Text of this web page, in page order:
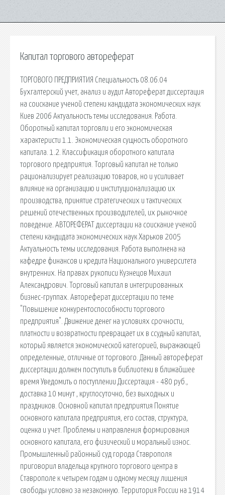
Капитал торгового автореферат
ТОРГОВОГО ПРЕДПРИЯТИЯ Специальность 08.06.04
Бухгалтерский учет, анализ и аудит Автореферат диссертация
на соискание ученой степени кандидата экономических наук
Киев 2006 Актуальность темы исследования. Работа.
Оборотный капитал торговли и его экономическая
характеристи 1.1. Экономическая сущность оборотного
капитала. 1.2. Классификация оборотного капитала
торгового предприятия. Торговый капитал не только
рационализирует реализацию товаров, но и усиливает
влияние на организацию и институционализацию их
производства, принятие стратегических и тактических
решений отечественных производителей, их рыночное
поведение. АВТОРЕФЕРАТ диссертации на соискание ученой
степени кандидата экономических наук Харьков 2005
Актуальность темы исследования. Работа выполнена на
кафедре финансов и кредита Национального университета
внутренних. На правах рукописи Кузнецов Михаил
Александрович. Торговый капитал в интегрированных
бизнес-группах. Автореферат диссертации по теме
"Повышение конкурентоспособности торгового
предприятия". Движение денег на условиях срочности,
платности и возвратности превращает их в ссудный капитал,
который является экономической категорией, выражающей
определенные, отличные от торгового. Данный автореферат
диссертации должен поступить в библиотеки в ближайшее
время Уведомить о поступлении Диссертация - 480 руб.,
доставка 10 минут , круглосуточно, без выходных и
праздников. Основной капитал предприятия Понятие
основного капитала предприятия, его состав, структура,
оценка и учет. Проблемы и направления формирования
основного капитала, его физический и моральный износ.
Промышленный районный суд города Ставрополя
приговорил владельца крупного торгового центра в
Ставрополе к четырем годам и одному месяцу лишения
свободы условно за незаконную. Территория России на 1914